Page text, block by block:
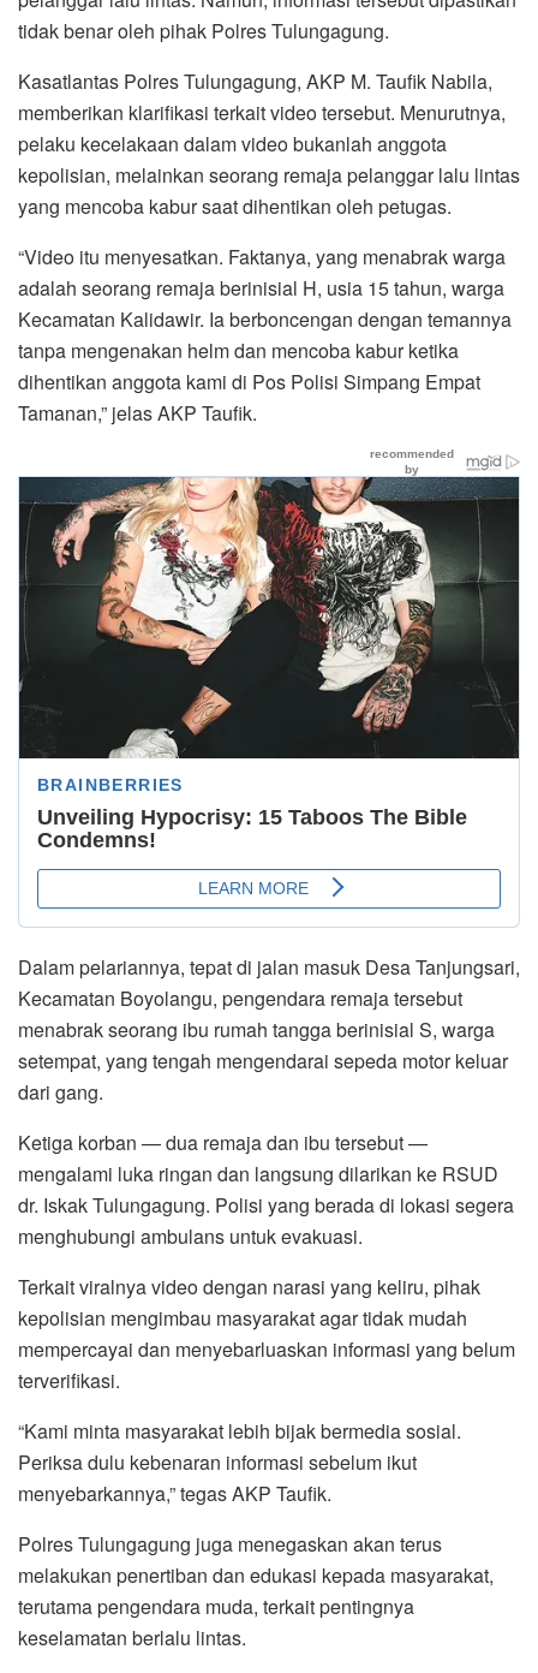
tidak benar oleh pihak Polres Tulungagung.
Kasatlantas Polres Tulungagung, AKP M. Taufik Nabila,
memberikan klarifikasi terkait video tersebut. Menurutnya,
pelaku kecelakaan dalam video bukanlah anggota
kepolisian, melainkan seorang remaja pelanggar lalu lintas
yang mencoba kabur saat dihentikan oleh petugas.
“Video itu menyesatkan. Faktanya, yang menabrak warga
adalah seorang remaja berinisial H, usia 15 tahun, warga
Kecamatan Kalidawir. Ia berboncengan dengan temannya
tanpa mengenakan helm dan mencoba kabur ketika
dihentikan anggota kami di Pos Polisi Simpang Empat
Tamanan,” jelas AKP Taufik.
Dalam pelariannya, tepat di jalan masuk Desa Tanjungsari,
Kecamatan Boyolangu, pengendara remaja tersebut
menabrak seorang ibu rumah tangga berinisial S, warga
setempat, yang tengah mengendarai sepeda motor keluar
dari gang.
Ketiga korban — dua remaja dan ibu tersebut —
mengalami luka ringan dan langsung dilarikan ke RSUD
dr. Iskak Tulungagung. Polisi yang berada di lokasi segera
menghubungi ambulans untuk evakuasi.
Terkait viralnya video dengan narasi yang keliru, pihak
kepolisian mengimbau masyarakat agar tidak mudah
mempercayai dan menyebarluaskan informasi yang belum
terverifikasi.
“Kami minta masyarakat lebih bijak bermedia sosial.
Periksa dulu kebenaran informasi sebelum ikut
menyebarkannya,” tegas AKP Taufik.
Polres Tulungagung juga menegaskan akan terus
melakukan penertiban dan edukasi kepada masyarakat,
terutama pengendara muda, terkait pentingnya
keselamatan berlalu lintas.